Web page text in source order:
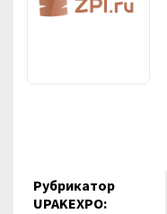
Рубрикатор
UPAKEXPO: